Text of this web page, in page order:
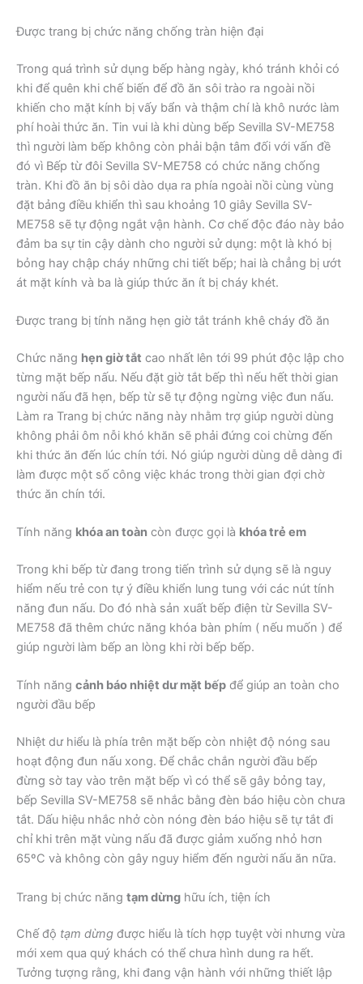
Được trang bị chức năng chống tràn hiện đại
Trong quá trình sử dụng bếp hàng ngày, khó tránh khỏi có
khi để quên khi chế biến để đồ ăn sôi trào ra ngoài nồi
khiến cho mặt kính bị vấy bẩn và thậm chí là khô nước làm
phí hoài thức ăn. Tin vui là khi dùng bếp Sevilla SV-ME758
thì người làm bếp không còn phải bận tâm đối với vấn đề
đó vì Bếp từ đôi Sevilla SV-ME758 có chức năng chống
tràn. Khi đồ ăn bị sôi dào dụa ra phía ngoài nồi cùng vùng
đặt bảng điều khiển thì sau khoảng 10 giây Sevilla SV-
ME758 sẽ tự động ngắt vận hành. Cơ chế độc đáo này bảo
đảm ba sự tin cậy dành cho người sử dụng: một là khó bị
bỏng hay chập cháy những chi tiết bếp; hai là chẳng bị ướt
át mặt kính và ba là giúp thức ăn ít bị cháy khét.
Được trang bị tính năng hẹn giờ tắt tránh khê cháy đồ ăn
Chức năng hẹn giờ tắt cao nhất lên tới 99 phút độc lập cho
từng mặt bếp nấu. Nếu đặt giờ tắt bếp thì nếu hết thời gian
người nấu đã hẹn, bếp từ sẽ tự động ngừng việc đun nấu.
Làm ra Trang bị chức năng này nhằm trợ giúp người dùng
không phải ôm nỗi khó khăn sẽ phải đứng coi chừng đến
khi thức ăn đến lúc chín tới. Nó giúp người dùng dễ dàng đi
làm được một số công việc khác trong thời gian đợi chờ
thức ăn chín tới.
Tính năng khóa an toàn còn được gọi là khóa trẻ em
Trong khi bếp từ đang trong tiến trình sử dụng sẽ là nguy
hiểm nếu trẻ con tự ý điều khiển lung tung với các nút tính
năng đun nấu. Do đó nhà sản xuất bếp điện từ Sevilla SV-
ME758 đã thêm chức năng khóa bàn phím ( nếu muốn ) để
giúp người làm bếp an lòng khi rời bếp bếp.
Tính năng cảnh báo nhiệt dư mặt bếp để giúp an toàn cho
người đầu bếp
Nhiệt dư hiểu là phía trên mặt bếp còn nhiệt độ nóng sau
hoạt động đun nấu xong. Để chắc chắn người đầu bếp
đừng sờ tay vào trên mặt bếp vì có thể sẽ gây bỏng tay,
bếp Sevilla SV-ME758 sẽ nhắc bằng đèn báo hiệu còn chưa
tắt. Dấu hiệu nhắc nhở còn nóng đèn báo hiệu sẽ tự tắt đi
chỉ khi trên mặt vùng nấu đã được giảm xuống nhỏ hơn
65ºC và không còn gây nguy hiểm đến người nấu ăn nữa.
Trang bị chức năng tạm dừng hữu ích, tiện ích
Chế độ tạm dừng được hiểu là tích hợp tuyệt vời nhưng vừa
mới xem qua quý khách có thể chưa hình dung ra hết.
Tưởng tượng rằng, khi đang vận hành với những thiết lập